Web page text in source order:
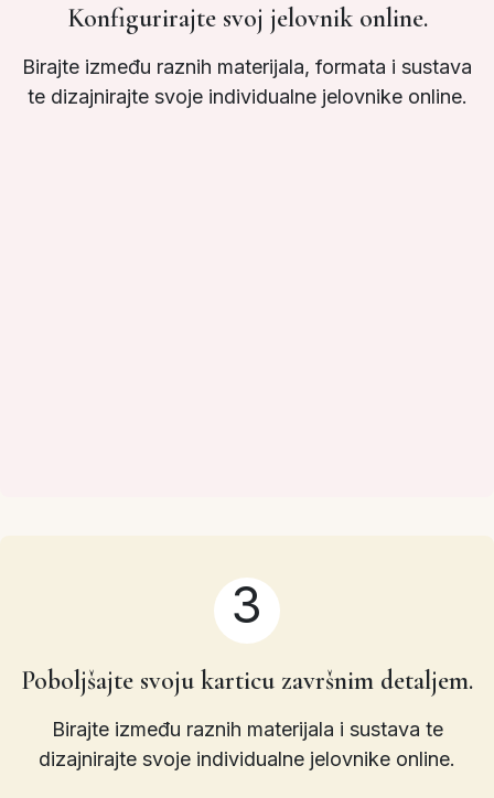
Konfigurirajte svoj jelovnik online.
Birajte između raznih materijala, formata i sustava
te dizajnirajte svoje individualne jelovnike online.
3
Poboljšajte svoju karticu završnim detaljem.
Birajte između raznih materijala i sustava te
dizajnirajte svoje individualne jelovnike online.